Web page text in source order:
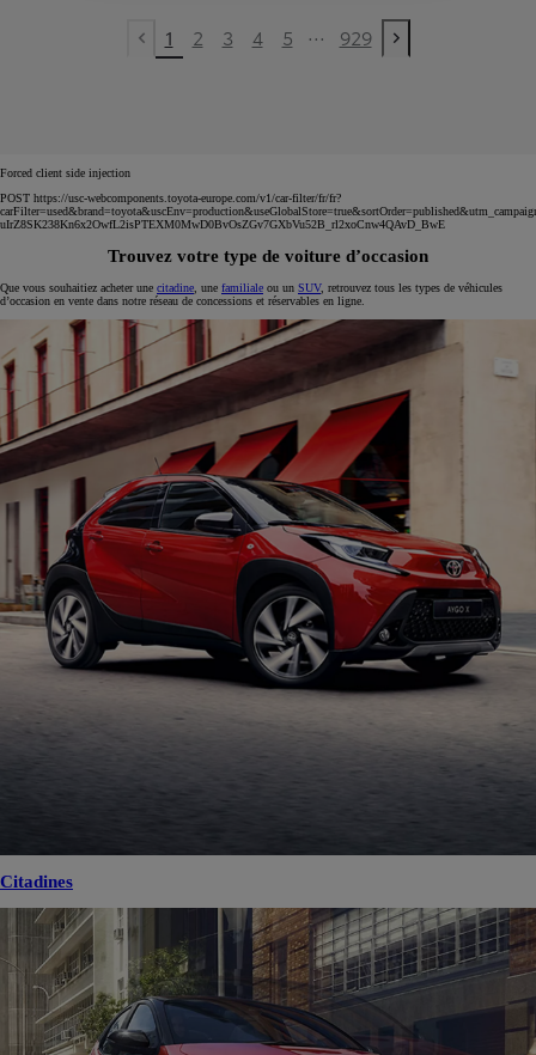
Previous page
1 2 3 4 5 ... 929
Next page
Forced client side injection
POST https://usc-webcomponents.toyota-europe.com/v1/car-filter/fr/fr?
uIrZ8SK238Kn6x2OwfL2isPTEXM0MwD0BvOsZGv7GXbVu52B_rl2xoCnw4QAvD_BwE
Trouvez votre type de voiture d’occasion
Que vous souhaitiez acheter une citadine , une familiale ou un SUV, retrouvez tous les types de véhicules
d’occasion en vente dans notre réseau de concessions et réservables en ligne.
Citadines